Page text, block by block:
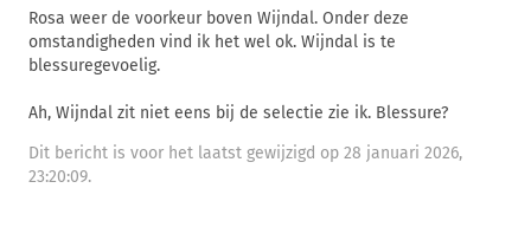
Rosa weer de voorkeur boven Wijndal. Onder deze
omstandigheden vind ik het wel ok. Wijndal is te
blessuregevoelig.
Ah, Wijndal zit niet eens bij de selectie zie ik. Blessure?
Dit bericht is voor het laatst gewijzigd op 28 januari 2026,
23:20:09.